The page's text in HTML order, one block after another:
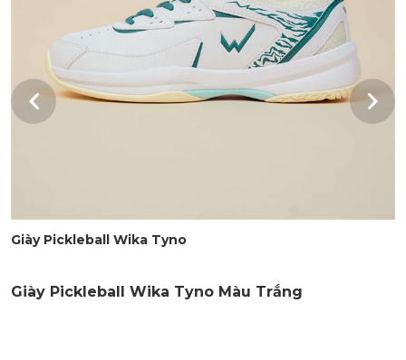
Giày Pickleball Wika Tyno
Giày Pickleball Wika Tyno Màu Trắng